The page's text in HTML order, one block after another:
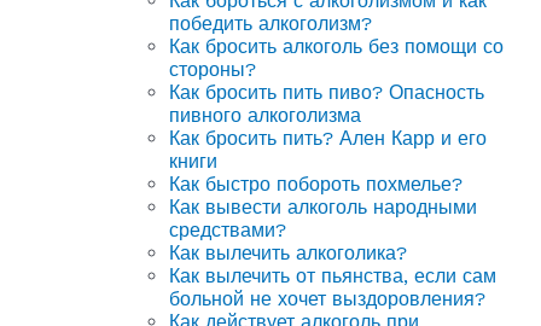
победить алкоголизм?
Как бросить алкоголь без помощи со
стороны?
Как бросить пить пиво? Опасность
пивного алкоголизма
Как бросить пить? Ален Карр и его
книги
Как быстро побороть похмелье?
Как вывести алкоголь народными
средствами?
Как вылечить алкоголика?
Как вылечить от пьянства, если сам
больной не хочет выздоровления?